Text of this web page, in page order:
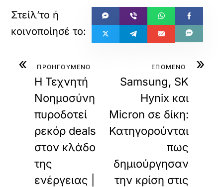
« ΠΡΟΗΓΟΥΜΕΝΟ
Η Τεχνητή
Νοημοσύνη
πυροδοτεί
ρεκόρ deals
στον κλάδο
της
ενέργειας |
»
ΕΠΟΜΕΝΟ
Samsung, SK
Hynix και
Micron σε δίκη:
Κατηγορούνται
πως
δημιούργησαν
την κρίση στις